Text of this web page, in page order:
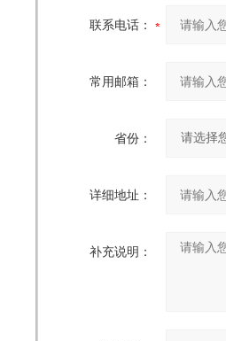
联系电话：
常用邮箱：
省份：
详细地址：
补充说明：